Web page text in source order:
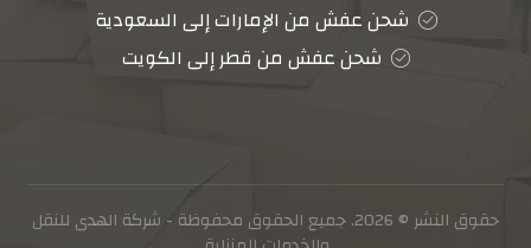
شحن عفش من الإمارات إلى السعودية
شحن عفش من قطر إلى الكويت
حقوق النشر © 2026. جميع الحقوق محفوظة - شركة الهدى للنقل